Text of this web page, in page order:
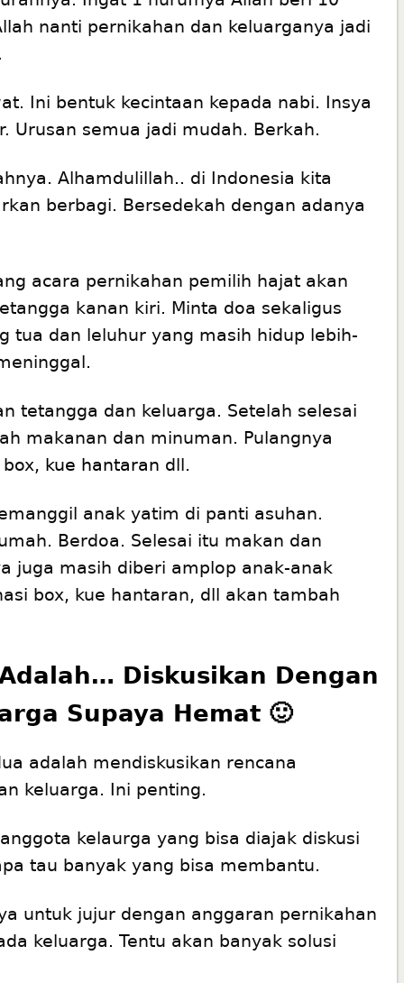
nanti pernikahan dan keluarganya jadi
Ini bentuk kecintaan kepada nabi. Insya
Urusan semua jadi mudah. Berkah.
Alhamdulillah.. di Indonesia kita
berbagi. Bersedekah dengan adanya
acara pernikahan pemilih hajat akan
kanan kiri. Minta doa sekaligus
tua dan leluhur yang masih hidup lebih-
tetangga dan keluarga. Setelah selesai
makanan dan minuman. Pulangnya
kue hantaran dll.
anak yatim di panti asuhan.
Berdoa. Selesai itu makan dan
juga masih diberi amplop anak-anak
box, kue hantaran, dll akan tambah
Diskusikan Dengan
Supaya Hemat 🙂
adalah mendiskusikan rencana
keluarga. Ini penting.
kelaurga yang bisa diajak diskusi
tau banyak yang bisa membantu.
untuk jujur dengan anggaran pernikahan
keluarga. Tentu akan banyak solusi